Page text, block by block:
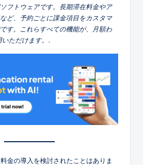
フトウェアです。長期滞在料金やア
ど、予約ごとに課金項目をカスタマ
す。これらすべての機能が、月額わ
ただけます。.
金の導入を検討されたことはありま